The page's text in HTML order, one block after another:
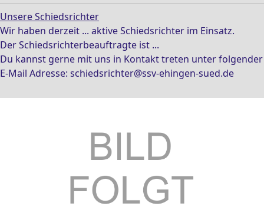
Unsere Schiedsrichter
Wir haben derzeit ... aktive Schiedsrichter im Einsatz.
Der Schiedsrichterbeauftragte ist ...
Du kannst gerne mit uns in Kontakt treten unter folgender
E-Mail Adresse: schiedsrichter@ssv-ehingen-sued.de